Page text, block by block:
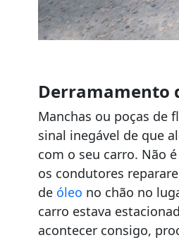
Derramamento
Manchas ou poças de
sinal inegável de que
com o seu carro. Não
os condutores
de óleo no chão no
carro estava
acontecer consigo,